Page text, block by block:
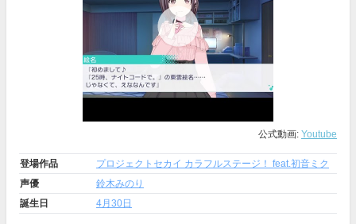
公式動画: Youtube
登場作品
プロジェクトセカイ カラフルステージ！ feat.初音ミク
声優
鈴木みのり
誕生日
4月30日